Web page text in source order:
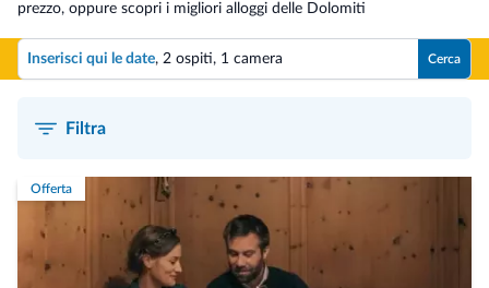
prezzo, oppure scopri i migliori alloggi delle Dolomiti
Inserisci qui le date, 2 ospiti, 1 camera Cerca
Filtra
Offerta